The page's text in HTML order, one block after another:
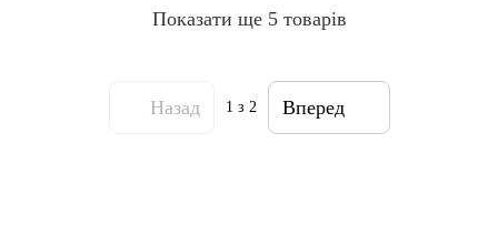
Показати ще 5 товарів
Назад 1 з 2 Вперед